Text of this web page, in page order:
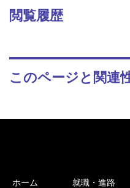
閲覧履歴
このページと関連
ホーム
就職・進路